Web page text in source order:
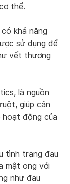
thể.
khả năng
sử dụng để
vết thương
là nguồn
giúp cân
hoạt động của
tình trạng đau
mật ong với
như đau